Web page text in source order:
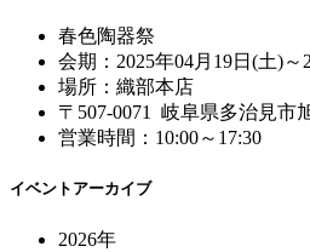
春色陶器祭
会期：2025年04月19日(土)～
場所：織部本店
〒507-0071 岐阜県多治見市
営業時間：10:00～17:30
イベントアーカイブ
2026年